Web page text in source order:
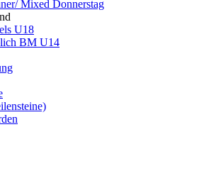
Mixed Donnerstag
U18
BM U14